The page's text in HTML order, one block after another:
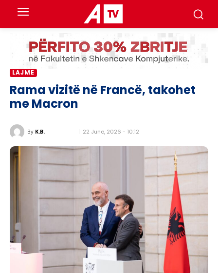
LAJME
Rama vizitë në Francë, takohet
me Macron
By K.B. 22 June, 2026 - 10:12